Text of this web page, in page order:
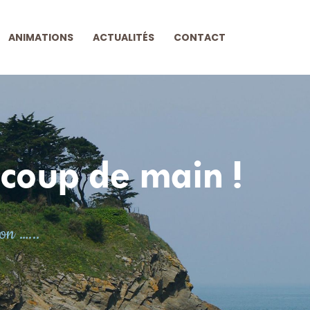
ANIMATIONS ACTUALITÉS CONTACT
de main !
…...